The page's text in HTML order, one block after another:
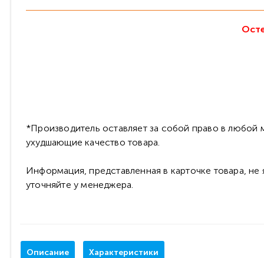
*Производитель оставляет за собой право в любой
ухудшающие качество товара.
Информация, представленная в карточке товара,
уточняйте у менеджера.
Описание Характеристики